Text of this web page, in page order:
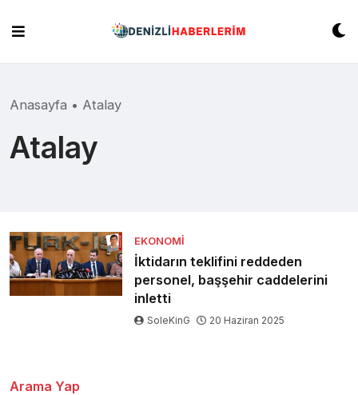
content
Anasayfa • Atalay
Atalay
EKONOMI
İktidarın teklifini reddeden
personel, başşehir caddelerini
inletti
SoleKinG 20 Haziran 2025
Arama Yap